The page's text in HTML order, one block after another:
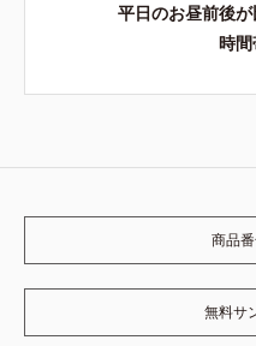
平日のお昼前後
時間
商品
無料サ